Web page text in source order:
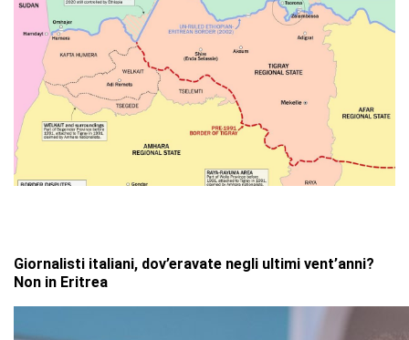
Giornalisti italiani, dov’eravate negli ultimi vent’anni?
Non in Eritrea